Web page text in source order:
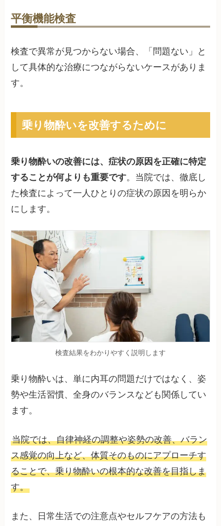
平衡機能検査
検査で異常が見つからない場合、「問題ない」と
して具体的な治療につながらないケースがありま
す。
乗り物酔いを改善するために
乗り物酔いの改善には、症状の原因を正確に特定
することが何よりも重要です。当院では、徹底し
た検査によって一人ひとりの症状の原因を明らか
にします。
検査結果をわかりやすく説明します
乗り物酔いは、単に内耳の問題だけではなく、姿
勢や生活習慣、全身のバランスなども関係してい
ます。
当院では、自律神経の調整や姿勢の改善、バラン
ス感覚の向上など、体質そのものにアプローチす
ることで、乗り物酔いの根本的な改善を目指しま
す。
また、日常生活での注意点やセルフケアの方法も